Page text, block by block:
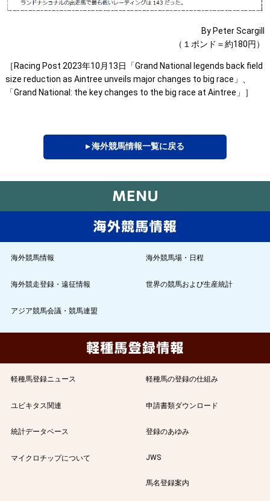
By Peter Scargill
（１ポンド＝約180円）
［Racing Post 2023年10月13日「Grand National legends back field
size reduction as Aintree unveils major changes to big race」、
「Grand National: the key changes to the big race at Aintree」］
▸ 海外競馬情報一覧に戻る
海外競馬情報 海外競馬場・日程
海外競走登録・遠征情報 世界の競馬および生産統計
アジア競馬会議・競馬連盟
軽種馬登録ニュース 軽種馬の登録の仕組み
ユビキタス関連 申請書類ダウンロード
統計データベース 登録のあゆみ
マイクロチップについて JWS
馬名登録案内